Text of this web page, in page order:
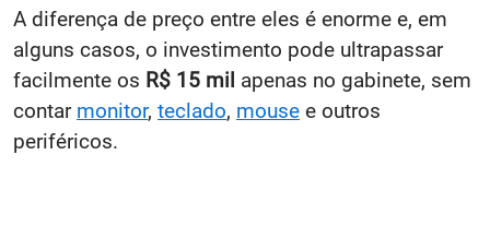
A diferença de preço entre eles é enorme e, em
alguns casos, o investimento pode ultrapassar
facilmente os R$ 15 mil apenas no gabinete, sem
contar monitor, teclado, mouse e outros
periféricos.